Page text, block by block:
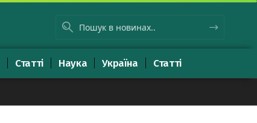
Статті Наука Україна Статті